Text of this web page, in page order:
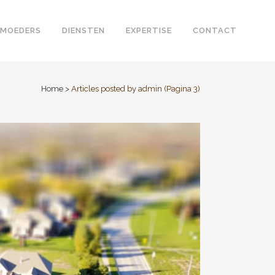
DIENSTEN EXPERTISE CONTACT
Home > Articles posted by admin (Pagina 3)